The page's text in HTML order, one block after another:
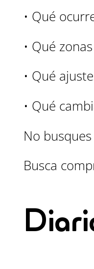
• Qué
• Qué
• Qué
• Qué
No
Busca